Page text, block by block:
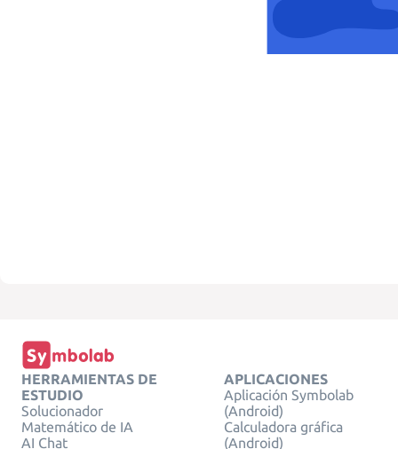
HERRAMIENTAS DE
ESTUDIO
Solucionador
Matemático de IA
AI Chat
APLICACIONES
Aplicación Symbolab
(Android)
Calculadora gráfica
(Android)